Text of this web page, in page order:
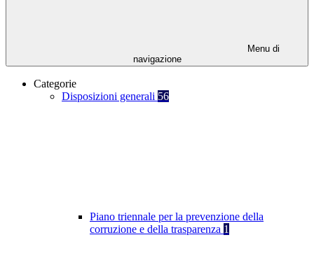
Menu di
navigazione
Categorie
Disposizioni generali 56
Piano triennale per la prevenzione della
corruzione e della trasparenza 1